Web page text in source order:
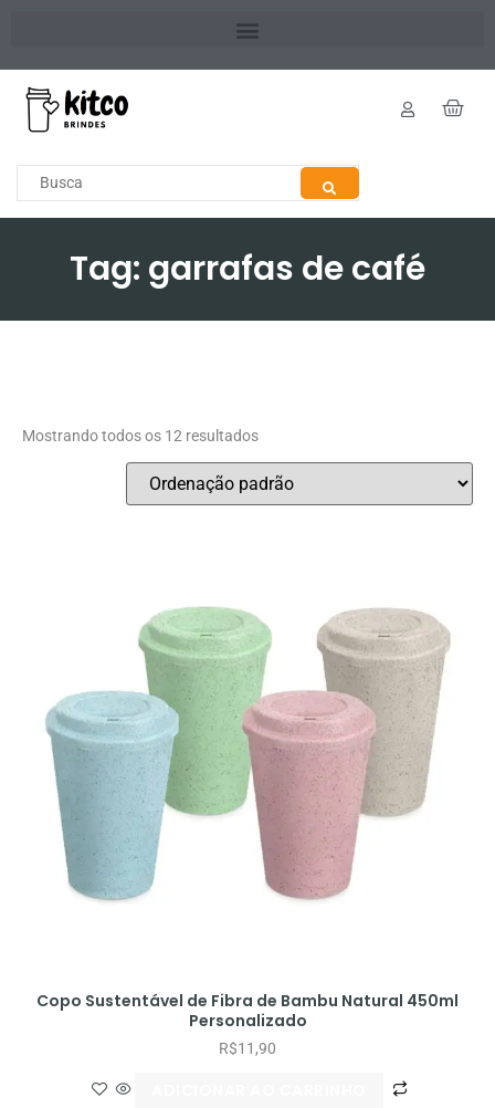
Tag: garrafas de café
Mostrando todos os 12 resultados
Copo Sustentável de Fibra de Bambu Natural 450ml
Personalizado
R$11,90